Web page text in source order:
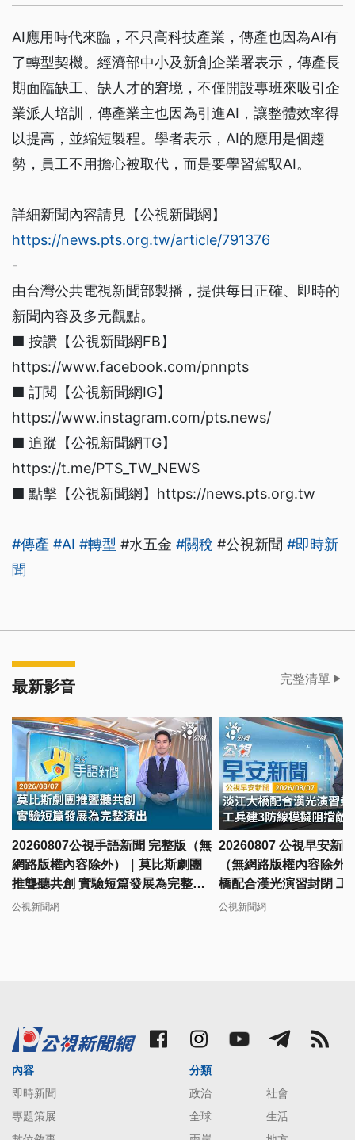
AI應用時代來臨，不只高科技產業，傳產也因為AI有
了轉型契機。經濟部中小及新創企業署表示，傳產長
期面臨缺工、缺人才的窘境，不僅開設專班來吸引企
業派人培訓，傳產業主也因為引進AI，讓整體效率得
以提高，並縮短製程。學者表示，AI的應用是個趨
勢，員工不用擔心被取代，而是要學習駕馭AI。
詳細新聞內容請見【公視新聞網】
https://news.pts.org.tw/article/791376
-
由台灣公共電視新聞部製播，提供每日正確、即時的
新聞內容及多元觀點。
■ 按讚【公視新聞網FB】
https://www.facebook.com/pnnpts
■ 訂閱【公視新聞網IG】
https://www.instagram.com/pts.news/
■ 追蹤【公視新聞網TG】
https://t.me/PTS_TW_NEWS
■ 點擊【公視新聞網】https://news.pts.org.tw
#傳產 #AI #轉型 #水五金 #關稅 #公視新聞 #即時新
聞
最新影音 完整清單
20260807公視手語新聞 完整版（無
網路版權內容除外）｜莫比斯劇團
推聾聽共創 實驗短篇發展為完整演
出
公視新聞網
20260807 公視早安新
（無網路版權內容除外
橋配合漢光演習封閉 工
擬阻擋敵軍
公視新聞網
內容
即時新聞
專題策展
分類
政治
社會
全球
生活